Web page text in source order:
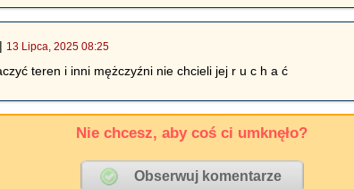
| 13 Lipca, 2025 08:25
teren i inni mężczyźni nie chcieli jej r u c h a ć
Nie chcesz, aby coś ci umknęło?